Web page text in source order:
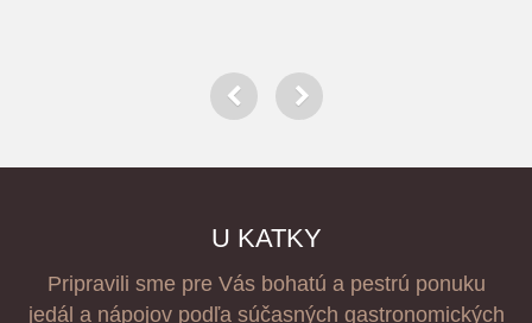
U KATKY
Pripravili sme pre Vás bohatú a pestrú ponuku
jedál a nápojov podľa súčasných gastronomických